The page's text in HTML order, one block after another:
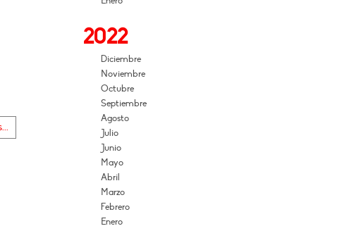
2022
Diciembre
Noviembre
Octubre
Septiembre
Agosto
Julio
Junio
Mayo
Abril
Marzo
Febrero
Enero